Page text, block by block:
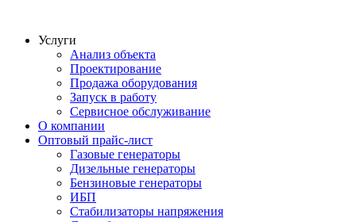
Услуги
Анализ объекта
Проектирование
Продажа оборудования
Запуск в работу
Сервисное обслуживание
О компании
Оптовый прайс-лист
Газовые генераторы
Дизельные генераторы
Бензиновые генераторы
ИБП
Стабилизаторы напряжения